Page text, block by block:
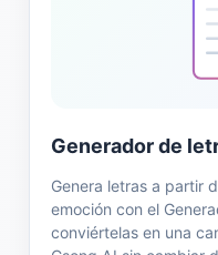
Generador de
Genera letras a partir
emoción con el
conviértelas en una